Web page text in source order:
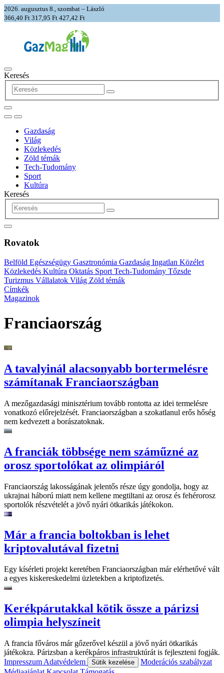
2026. augusztus 8., szombat – László
366,40 Ft 317,95 Ft 427,42 Ft
Keresés
Gazdaság
Világ
Közlekedés
Zöld témák
Tech-Tudomány
Sport
Kultúra
Keresés
Rovatok
Belföld Egészségügy Gasztronómia Gazdaság Ingatlan Közélet
Közlekedés Kultúra Oktatás Sport Tech-Tudomány Tőzsde
Turizmus Vállalatok Világ Zöld témák
Címkék
Magazinok
Franciaország
A tavalyinál alacsonyabb bortermelésre
számítanak Franciaországban
A mezőgazdasági minisztérium tovább rontotta az idei termelésre
vonatkozó előrejelzését. Franciaországban a szokatlanul erős hőség
nem kedvezett a borászatoknak.
A franciák többsége nem száműzné az
orosz sportolókat az olimpiáról
Franciaország lakosságának jelentős része úgy gondolja, hogy az
ukrajnai háború miatt nem kellene megtiltani az orosz és fehérorosz
sportolók részvételét a jövő nyári ötkarikás játékokon.
Már a francia boltokban is lehet
kriptovalutával fizetni
Egy kísérleti projekt keretében Franciaországban már elérhetővé vált
a egyes kiskereskedelmi üzletekben a kriptofizetés.
Kerékpárutakkal kötik össze a párizsi
olimpia helyszíneit
A francia főváros már gőzerővel készül a jövő nyári ötkarikás
játékokra. Párizsban a kerékpáros infrastruktúrát is fejleszteni fogják.
Impresszum Adatvédelem Sütik kezelése
Moderációs szabályzat